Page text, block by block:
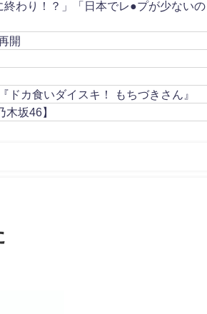
わり！？」「日本でレ●プが少ないの
開
ドカ食いダイスキ！ もちづきさん』
坂46】